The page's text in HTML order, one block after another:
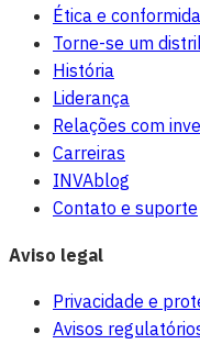
Ética e
Torne-se um
História
Liderança
Relações com
Carreiras
INVAblog
Contato e suporte
Aviso legal
Privacidade e
Avisos